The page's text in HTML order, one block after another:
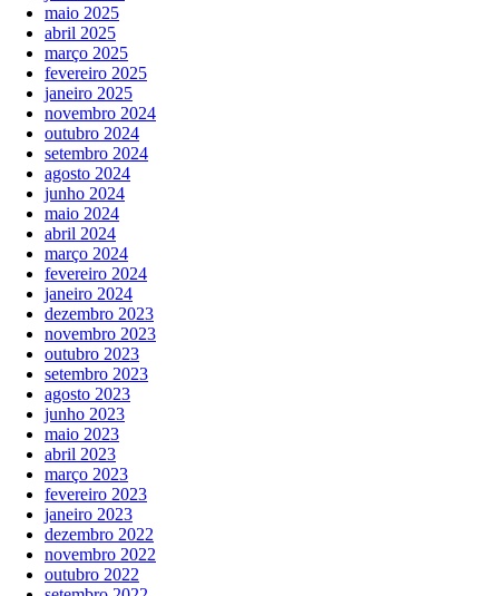
maio 2025
abril 2025
março 2025
fevereiro 2025
janeiro 2025
novembro 2024
outubro 2024
setembro 2024
agosto 2024
junho 2024
maio 2024
abril 2024
março 2024
fevereiro 2024
janeiro 2024
dezembro 2023
novembro 2023
outubro 2023
setembro 2023
agosto 2023
junho 2023
maio 2023
abril 2023
março 2023
fevereiro 2023
janeiro 2023
dezembro 2022
novembro 2022
outubro 2022